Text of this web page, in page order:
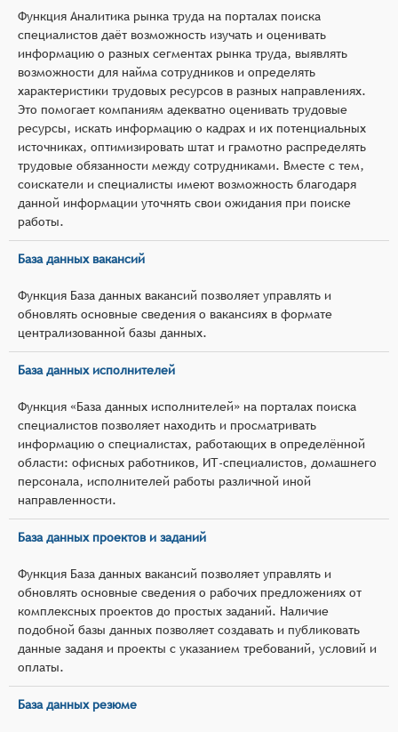
Функция Аналитика рынка труда на порталах поиска
специалистов даёт возможность изучать и оценивать
информацию о разных сегментах рынка труда, выявлять
возможности для найма сотрудников и определять
характеристики трудовых ресурсов в разных направлениях.
Это помогает компаниям адекватно оценивать трудовые
ресурсы, искать информацию о кадрах и их потенциальных
источниках, оптимизировать штат и грамотно распределять
трудовые обязанности между сотрудниками. Вместе с тем,
соискатели и специалисты имеют возможность благодаря
данной информации уточнять свои ожидания при поиске
работы.
База данных вакансий
Функция База данных вакансий позволяет управлять и
обновлять основные сведения о вакансиях в формате
централизованной базы данных.
База данных исполнителей
Функция «База данных исполнителей» на порталах поиска
специалистов позволяет находить и просматривать
информацию о специалистах, работающих в определённой
области: офисных работников, ИТ-специалистов, домашнего
персонала, исполнителей работы различной иной
направленности.
База данных проектов и заданий
Функция База данных вакансий позволяет управлять и
обновлять основные сведения о рабочих предложениях от
комплексных проектов до простых заданий. Наличие
подобной базы данных позволяет создавать и публиковать
данные заданя и проекты с указанием требований, условий и
оплаты.
База данных резюме